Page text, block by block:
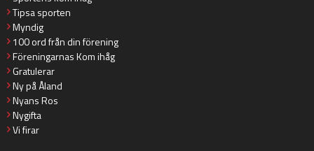
Tipsa sporten
Myndig
100 ord från din förening
Föreningarnas Kom ihåg
Gratulerar
Ny på Åland
Nyans Ros
Nygifta
Vi firar